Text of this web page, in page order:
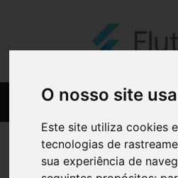
O nosso site
Este site utiliza cookies
tecnologias de
sua experiência de